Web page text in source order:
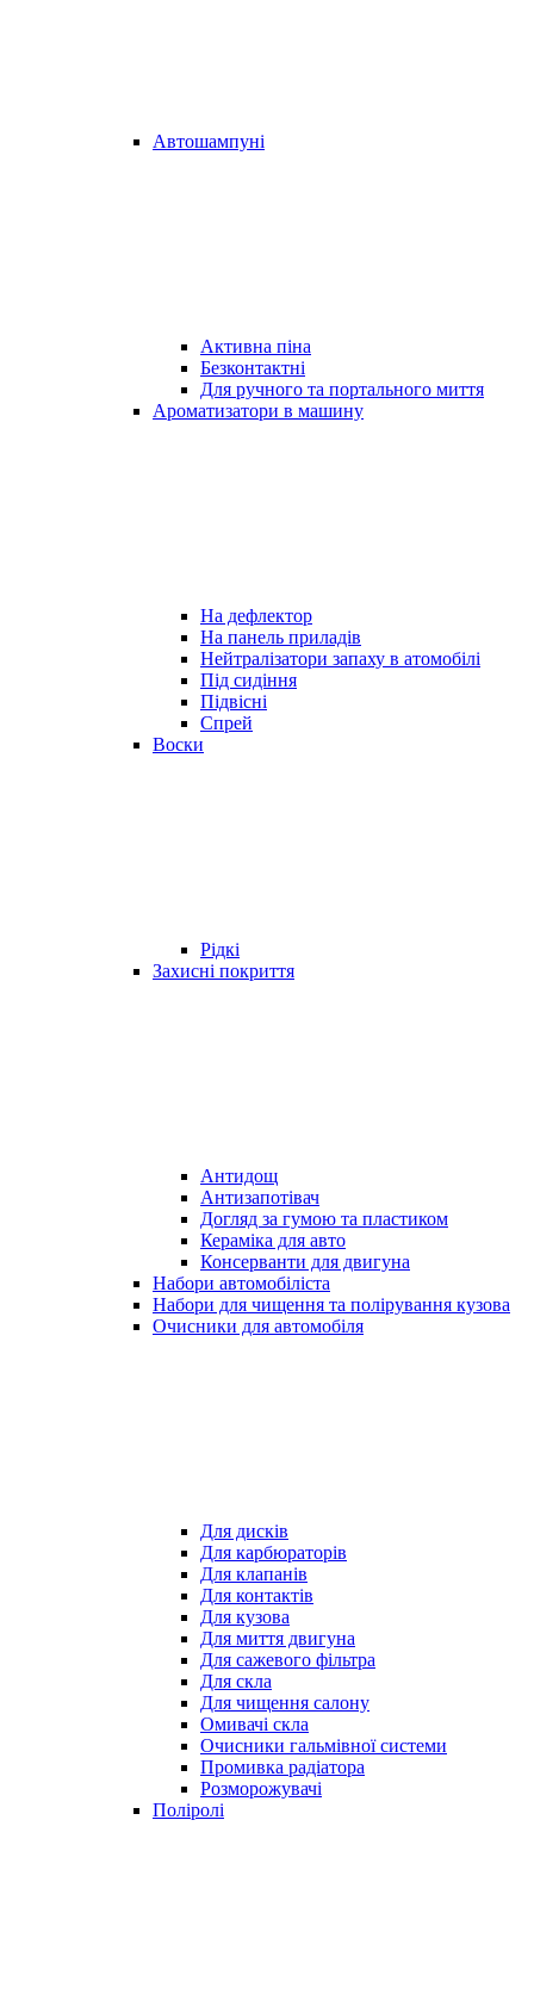
Автошампуні
Активна піна
Безконтактні
Для ручного та портального миття
Ароматизатори в машину
На дефлектор
На панель приладів
Нейтралізатори запаху в атомобілі
Під сидіння
Підвісні
Спрей
Воски
Рідкі
Захисні покриття
Антидощ
Антизапотівач
Догляд за гумою та пластиком
Кераміка для авто
Консерванти для двигуна
Набори автомобіліста
Набори для чищення та полірування кузова
Очисники для автомобіля
Для дисків
Для карбюраторів
Для клапанів
Для контактів
Для кузова
Для миття двигуна
Для сажевого фільтра
Для скла
Для чищення салону
Омивачі скла
Очисники гальмівної системи
Промивка радіатора
Розморожувачі
Поліролі